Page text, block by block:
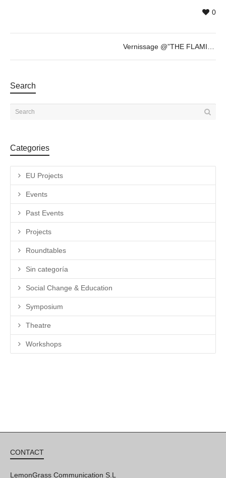
0
Search
Categories
EU Projects
Events
Past Events
Projects
Roundtables
Sin categoría
Social Change & Education
Symposium
Theatre
Workshops
CONTACT
LemonGrass Communication S.L